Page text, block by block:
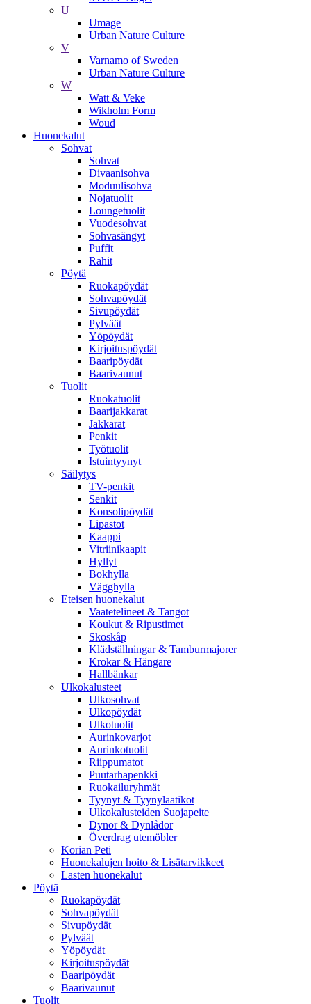
U
Umage
Urban Nature Culture
V
Varnamo of Sweden
Urban Nature Culture
W
Watt & Veke
Wikholm Form
Woud
Huonekalut
Sohvat
Sohvat
Divaanisohva
Moduulisohva
Nojatuolit
Loungetuolit
Vuodesohvat
Sohvasängyt
Puffit
Rahit
Pöytä
Ruokapöydät
Sohvapöydät
Sivupöydät
Pylväät
Yöpöydät
Kirjoituspöydät
Baaripöydät
Baarivaunut
Tuolit
Ruokatuolit
Baarijakkarat
Jakkarat
Penkit
Työtuolit
Istuintyynyt
Säilytys
TV-penkit
Senkit
Konsolipöydät
Lipastot
Kaappi
Vitriinikaapit
Hyllyt
Bokhylla
Vägghylla
Eteisen huonekalut
Vaatetelineet & Tangot
Koukut & Ripustimet
Skoskåp
Klädställningar & Tamburmajorer
Krokar & Hängare
Hallbänkar
Ulkokalusteet
Ulkosohvat
Ulkopöydät
Ulkotuolit
Aurinkovarjot
Aurinkotuolit
Riippumatot
Puutarhapenkki
Ruokailuryhmät
Tyynyt & Tyynylaatikot
Ulkokalusteiden Suojapeite
Dynor & Dynlådor
Överdrag utemöbler
Korian Peti
Huonekalujen hoito & Lisätarvikkeet
Lasten huonekalut
Pöytä
Ruokapöydät
Sohvapöydät
Sivupöydät
Pylväät
Yöpöydät
Kirjoituspöydät
Baaripöydät
Baarivaunut
Tuolit